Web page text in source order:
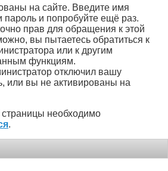
на сайте. Введите имя
пароль и попробуйте ещё раз.
прав для обращения к этой
вы пытаетесь обратиться к
или к другим
функциям.
отключил вашу
или вы не активированы на
необходимо
.